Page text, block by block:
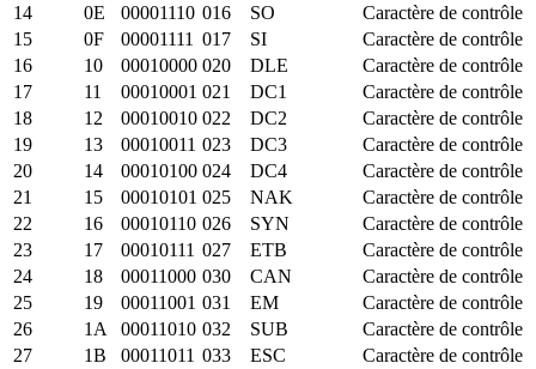
14
0E 00001110 016 SO
Caractère de contrôle
15
0F 00001111 017 SI
Caractère de contrôle
16
10 00010000 020 DLE
Caractère de contrôle
17
11 00010001 021 DC1
Caractère de contrôle
18
12 00010010 022 DC2
Caractère de contrôle
19
13 00010011 023 DC3
Caractère de contrôle
20
14 00010100 024 DC4
Caractère de contrôle
21
15 00010101 025 NAK
Caractère de contrôle
22
16 00010110 026 SYN
Caractère de contrôle
23
17 00010111 027 ETB
Caractère de contrôle
24
18 00011000 030 CAN
Caractère de contrôle
25
19 00011001 031 EM
Caractère de contrôle
26
1A 00011010 032 SUB
Caractère de contrôle
27
1B 00011011 033 ESC
Caractère de contrôle